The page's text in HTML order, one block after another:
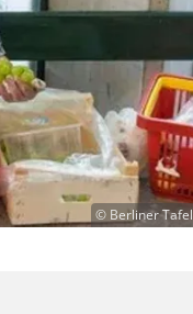
© Berliner Tafel